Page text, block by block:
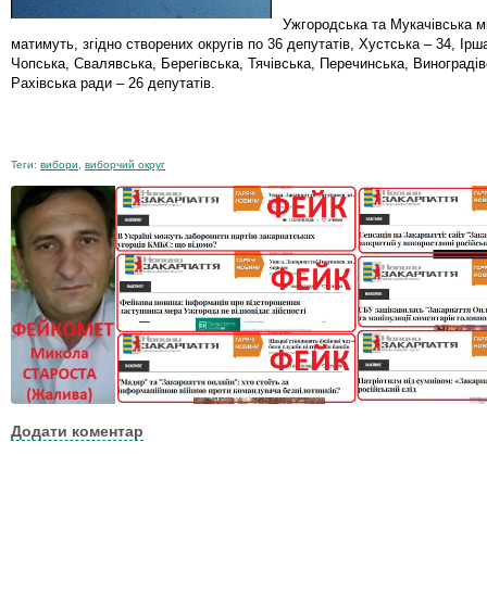
Ужгородська та Мукачівська
матимуть, згідно створених округів по 36 депутатів, Хустська – 34,
Чопська, Свалявська, Берегівська, Тячівська, Перечинська,
Рахівська ради – 26 депутатів.
Теги: вибори виборчий округ
Додати коментар